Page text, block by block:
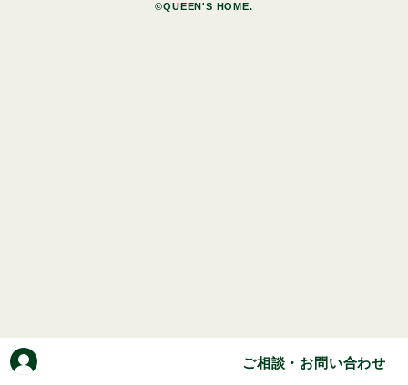
ご相談・お問い合わせ
©QUEEN'S HOME.